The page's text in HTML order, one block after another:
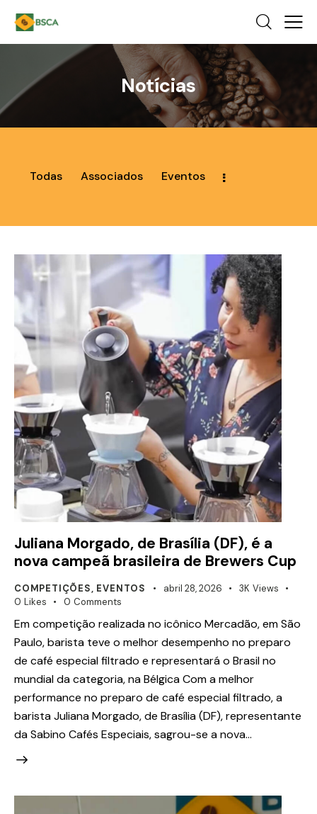
Notícias
Todas Associados Eventos
Juliana Morgado, de Brasília (DF), é a
nova campeã brasileira de Brewers Cup
COMPETIÇÕES, EVENTOS abril 28, 2026 3K Views
0 Likes 0 Comments
Em competição realizada no icônico Mercadão, em São
Paulo, barista teve o melhor desempenho no preparo
de café especial filtrado e representará o Brasil no
mundial da categoria, na Bélgica Com a melhor
performance no preparo de café especial filtrado, a
barista Juliana Morgado, de Brasília (DF), representante
da Sabino Cafés Especiais, sagrou-se a nova…